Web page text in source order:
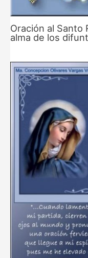
Oración al Santo
alma de los